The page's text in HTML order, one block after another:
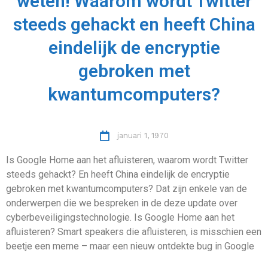
steeds gehackt en heeft China
eindelijk de encryptie
gebroken met
kwantumcomputers?
januari 1, 1970
Is Google Home aan het afluisteren, waarom wordt Twitter
steeds gehackt? En heeft China eindelijk de encryptie
gebroken met kwantumcomputers? Dat zijn enkele van de
onderwerpen die we bespreken in de deze update over
cyberbeveiligingstechnologie. Is Google Home aan het
afluisteren? Smart speakers die afluisteren, is misschien een
beetje een meme – maar een nieuw ontdekte bug in Google